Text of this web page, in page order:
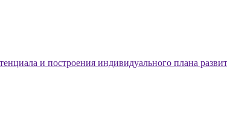
и построения индивидуального плана